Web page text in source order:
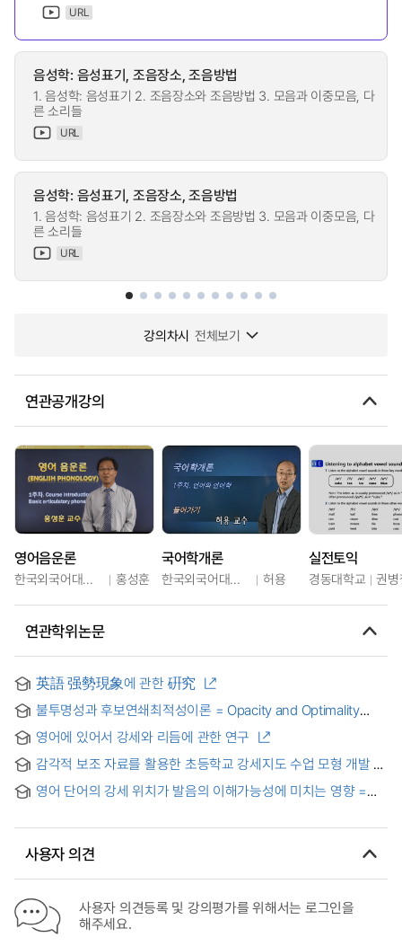
URL
음성학: 음성표기, 조음장소, 조음방법
1. 음성학: 음성표기 2. 조음장소와 조음방법 3. 모음과 이중모음, 다
른 소리들
URL
음성학: 음성표기, 조음장소, 조음방법
1. 음성학: 음성표기 2. 조음장소와 조음방법 3. 모음과 이중모음, 다
른 소리들
URL
강의차시 전체보기
연관공개강의
영어음운론
한국외국어대학교 홍성훈
국어학개론
한국외국어대학교 허용
실전토익
경동대학교 권
연관학위논문
英語 强勢現象에 관한 硏究
불투명성과 후보연쇄최적성이론 = Opacity and Optimality
영어에 있어서 강세와 리듬에 관한 연구
감각적 보조 자료를 활용한 초등학교 강세지도 수업 모형 개발 및
English stress utilizing subsidiary sensory materials
영어 단어의 강세 위치가 발음의 이해가능성에 미치는 영향 =
사용자 의견
사용자 의견등록 및 강의평가를 위해서는 로그인을
해주세요.